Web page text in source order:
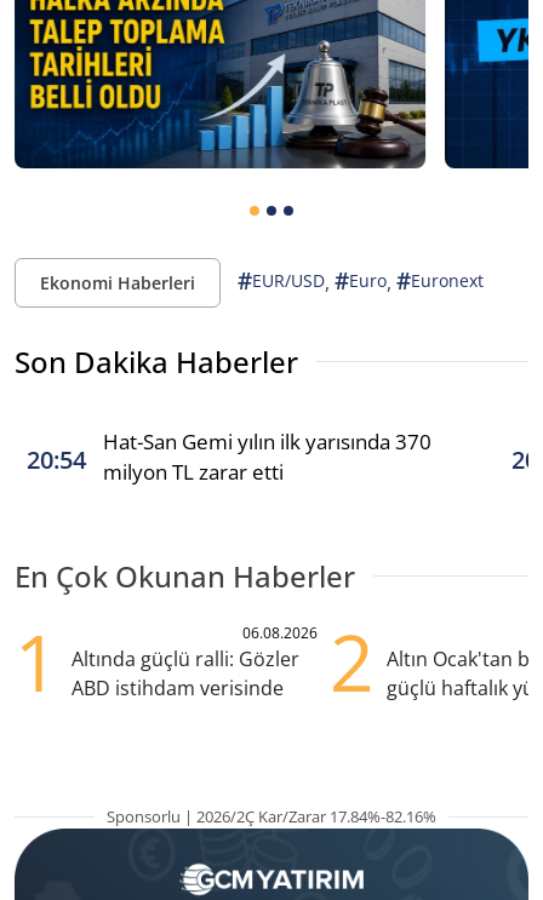
Ekonomi Haberleri #EUR/USD, #Euro, #Euronext
Son Dakika Haberler
20:54
Hat-San Gemi yılın ilk yarısında 370
milyon TL zarar etti
En Çok Okunan Haberler
1 06.08.2026
Altında güçlü ralli: Gözler
ABD istihdam verisinde
2
Altın Ocak'tan
güçlü haftalık
Sponsorlu | 2026/2Ç Kar/Zarar 17.84%-82.16%